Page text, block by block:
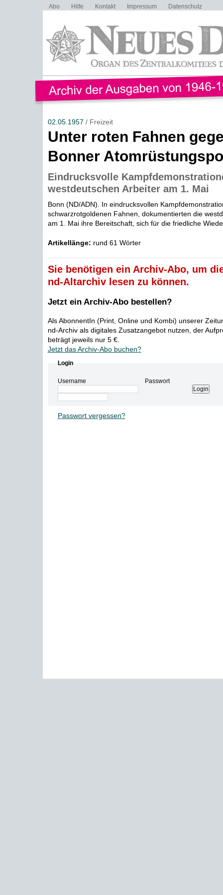
Abo Hilfe Kontakt Impressum Datenschutz
02.05.1957 / Freizeit
Unter roten Fahnen
Bonner
Eindrucksvolle
westdeutschen Arbeiter am 1. Mai
Bonn (ND/ADN). In eindrucksvollen
schwarzrotgoldenen Fahnen, dokumentierten die
am 1. Mai ihre Bereitschaft, sich für die friedliche
Artikellänge: rund 61 Wörter
Sie benötigen ein Archiv-Abo, um
nd-Altarchiv lesen zu können.
Jetzt ein Archiv-Abo bestellen?
Als AbonnentIn (Print, Online und Kombi) unserer
nd-Archiv als digitales Zusatzangebot nutzen, der
beträgt jeweils nur 5 €.
Jetzt das Archiv-Abo buchen?
Login
Username Passwort
Passwort vergessen?